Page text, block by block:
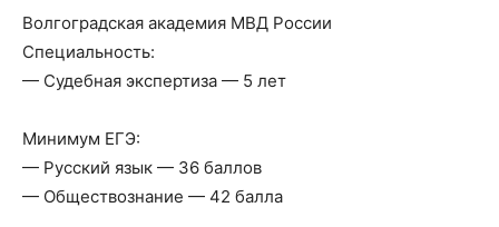
Волгоградская академия МВД России
Специальность:
— Судебная экспертиза — 5 лет
Минимум ЕГЭ:
— Русский язык — 36 баллов
— Обществознание — 42 балла